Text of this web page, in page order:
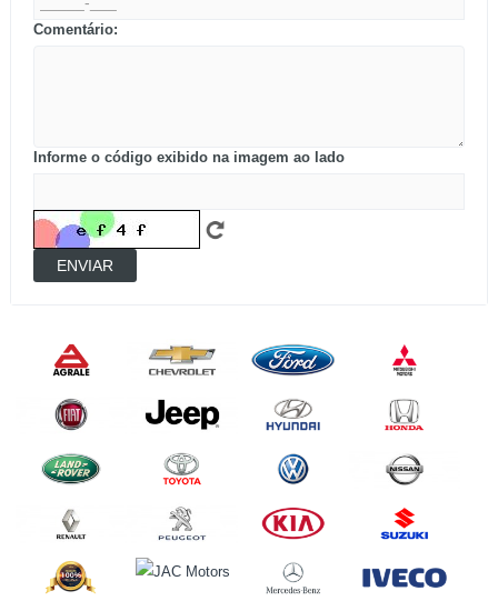
Comentário:
Informe o código exibido na imagem ao lado
ENVIAR